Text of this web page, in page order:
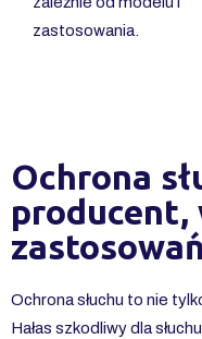
zastosowania.
Ochrona
producent,
zastosowań
Ochrona słuchu to nie
Hałas szkodliwy dla